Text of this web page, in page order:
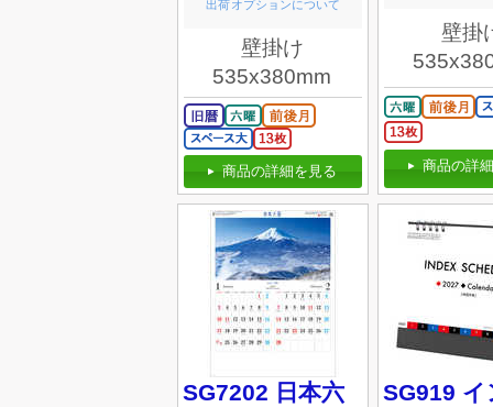
出荷オプションについて
壁掛け
535x380mm
商品の詳細を見る
壁掛
商品の詳
SG7202 日本六
SG919